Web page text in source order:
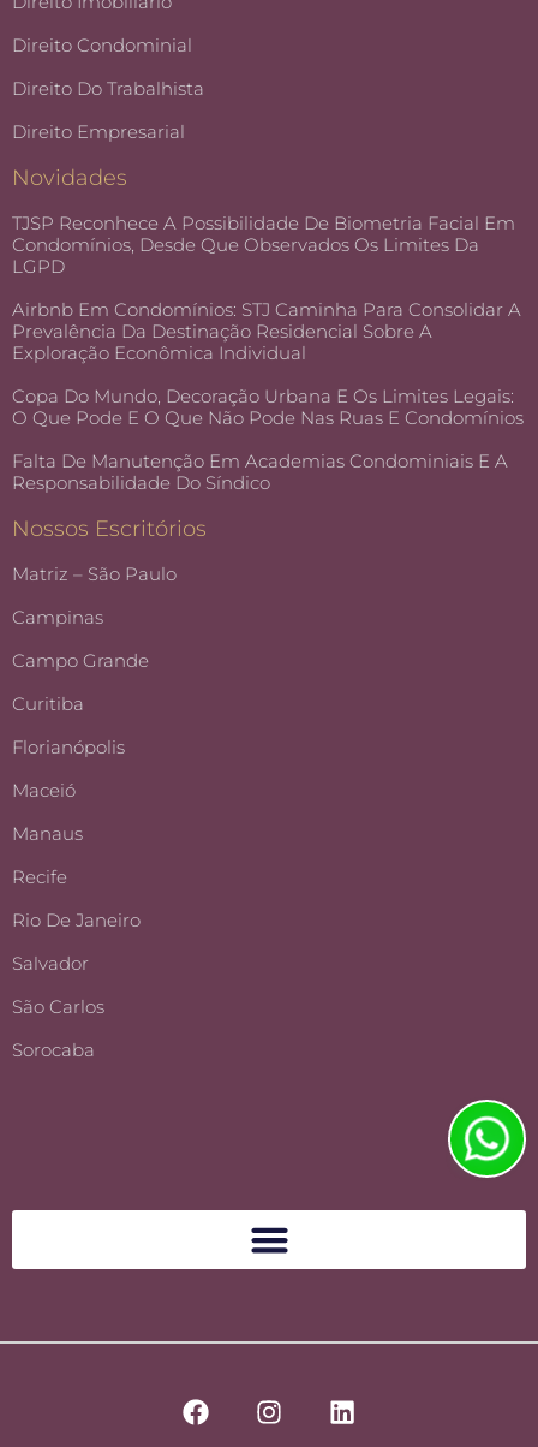
Direito Condominial
Direito Do Trabalhista
Direito Empresarial
Novidades
TJSP Reconhece A Possibilidade De Biometria Facial Em
Condomínios, Desde Que Observados Os Limites Da
LGPD
Airbnb Em Condomínios: STJ Caminha Para Consolidar A
Prevalência Da Destinação Residencial Sobre A
Exploração Econômica Individual
Copa Do Mundo, Decoração Urbana E Os Limites Legais:
O Que Pode E O Que Não Pode Nas Ruas E Condomínios
Falta De Manutenção Em Academias Condominiais E A
Responsabilidade Do Síndico
Nossos Escritórios
Matriz – São Paulo
Campinas
Campo Grande
Curitiba
Florianópolis
Maceió
Manaus
Recife
Rio De Janeiro
Salvador
São Carlos
Sorocaba